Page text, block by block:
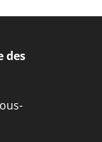
des